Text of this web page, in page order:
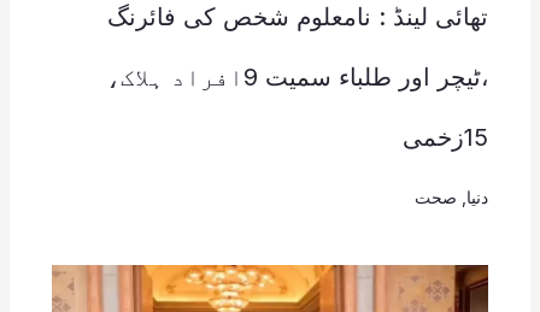
تھائی لینڈ : نامعلوم شخص کی فائرنگ
،ٹیچر اور طلباء سمیت 9افراد ہلاک،
15زخمی
دنیا صحت